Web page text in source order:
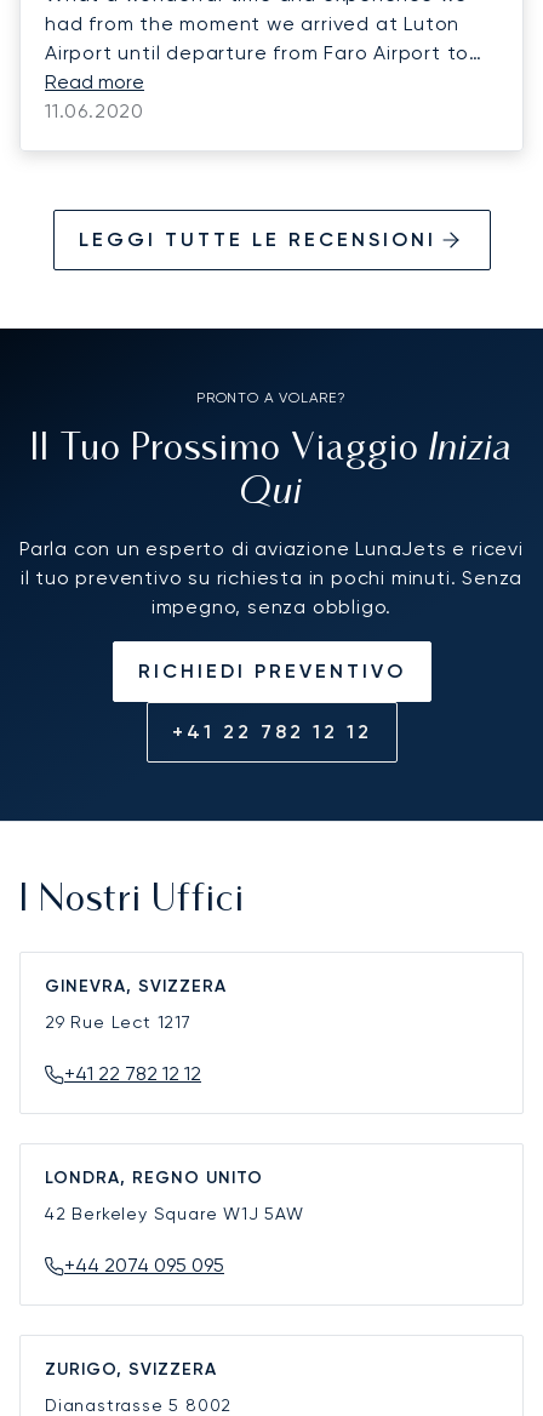
had from the moment we arrived at Luton
Airport until departure from Faro Airport to
our destination near Lagos. Everything was
amazing The service, the delicious food, and
Read more
11.06.2020
LEGGI TUTTE LE RECENSIONI
PRONTO A VOLARE?
Il Tuo Prossimo Viaggio Inizia
Qui
Parla con un esperto di aviazione LunaJets e ricevi
il tuo preventivo su richiesta in pochi minuti. Senza
impegno, senza obbligo.
RICHIEDI PREVENTIVO
+41 22 782 12 12
I Nostri Uffici
GINEVRA, SVIZZERA
29 Rue Lect 1217
+41 22 782 12 12
LONDRA, REGNO UNITO
42 Berkeley SquareW1J 5AW
+44 2074 095 095
ZURIGO, SVIZZERA
Dianastrasse 5 8002